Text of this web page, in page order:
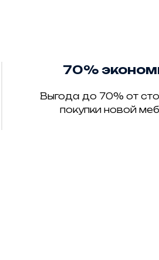
70%
Выгода до 70% от
покупки новой